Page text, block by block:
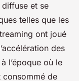
et se
telles que les
ont joué
des
l’époque où le
consommé de